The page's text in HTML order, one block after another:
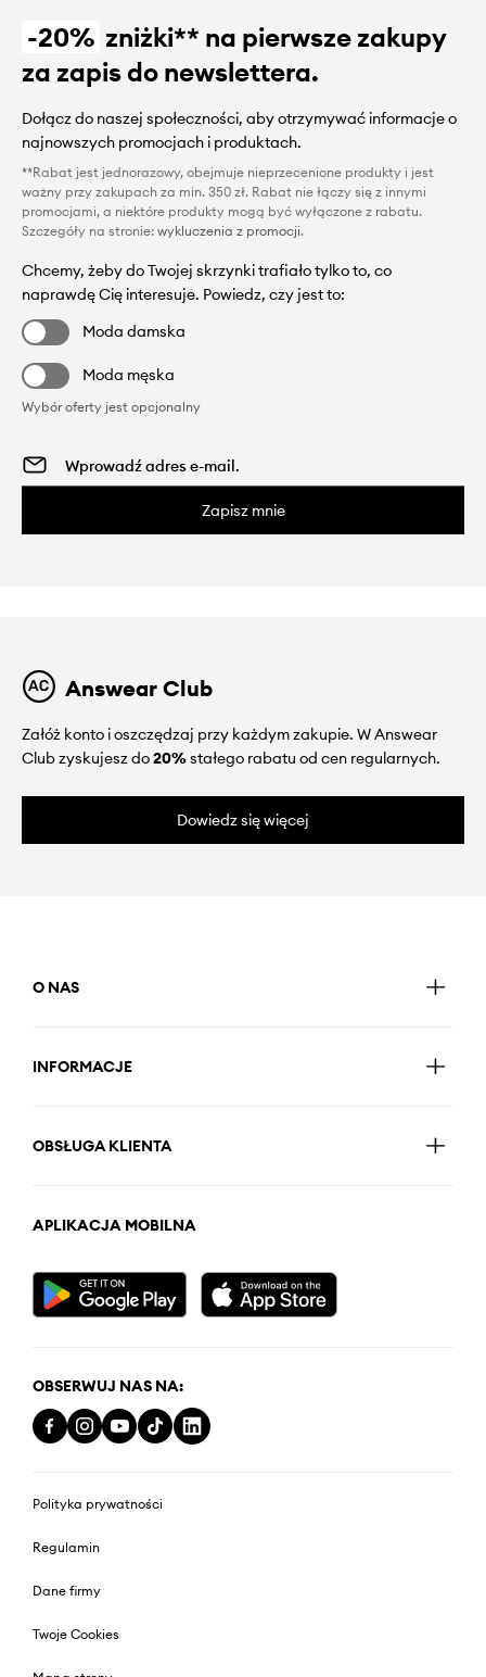
-20% zniżki** na pierwsze zakupy
za zapis do newslettera.
Dołącz do naszej społeczności, aby otrzymywać informacje o
najnowszych promocjach i produktach.
**Rabat jest jednorazowy, obejmuje nieprzecenione produkty i jest
ważny przy zakupach za min. 350 zł. Rabat nie łączy się z innymi
promocjami, a niektóre produkty mogą być wyłączone z rabatu.
Szczegóły na stronie: wykluczenia z promocji.
Chcemy, żeby do Twojej skrzynki trafiało tylko to, co
naprawdę Cię interesuje. Powiedz, czy jest to:
Moda damska
Moda męska
Wybór oferty jest opcjonalny
Zapisz mnie
Answear Club
Załóż konto i oszczędzaj przy każdym zakupie. W Answear
Club zyskujesz do20%stałego rabatu od cen regularnych.
Dowiedz się więcej
O NAS
INFORMACJE
OBSŁUGA KLIENTA
APLIKACJA MOBILNA
OBSERWUJ NAS NA:
Polityka prywatności
Regulamin
Dane firmy
Twoje Cookies